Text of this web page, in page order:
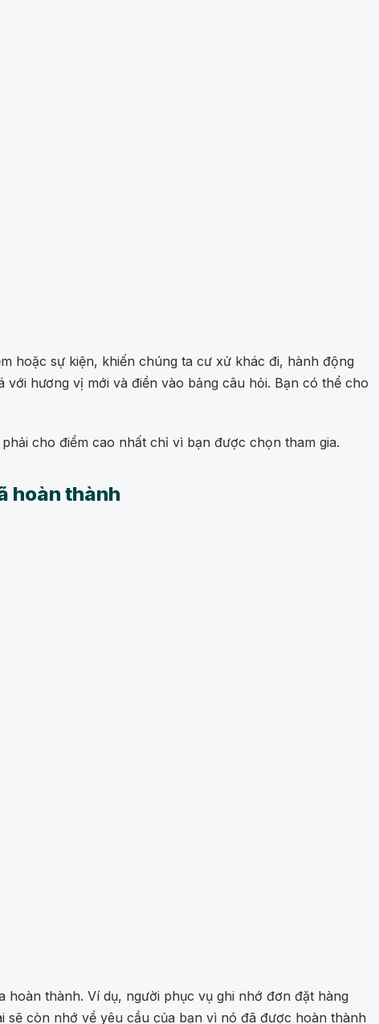
hoặc sự kiện, khiến chúng ta cư xử khác đi, hành động
hương vị mới và điền vào bảng câu hỏi. Bạn có thể cho
cho điểm cao nhất chỉ vì bạn được chọn tham gia.
hoàn thành
thành. Ví dụ, người phục vụ ghi nhớ đơn đặt hàng
còn nhớ về yêu cầu của bạn vì nó đã được hoàn thành